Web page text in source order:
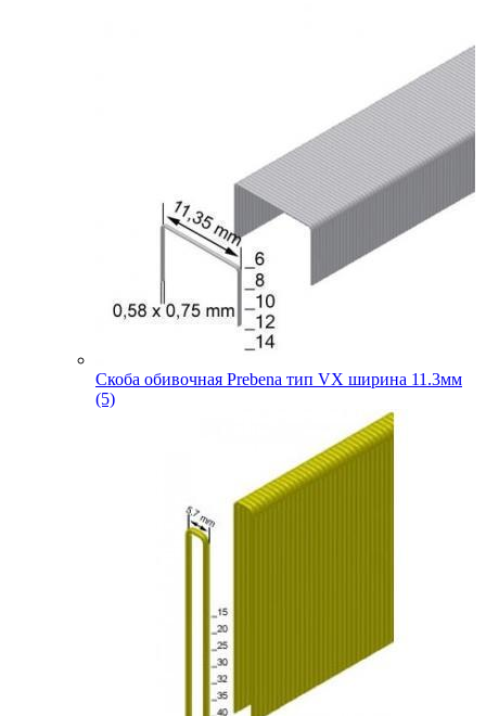
Скоба обивочная Prebena тип VX ширина 11.3мм
(5)